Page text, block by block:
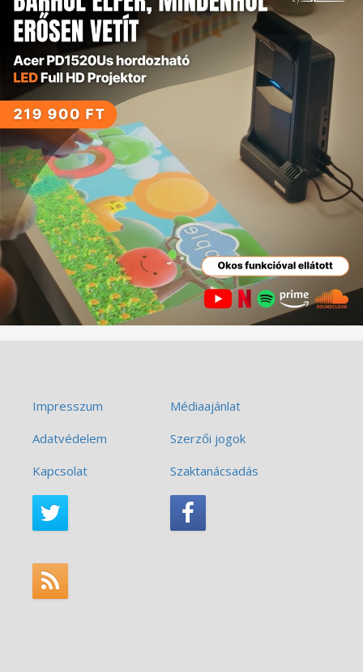
Impresszum
Médiaajánlat
Adatvédelem
Szerzői jogok
Kapcsolat
Szaktanácsadás